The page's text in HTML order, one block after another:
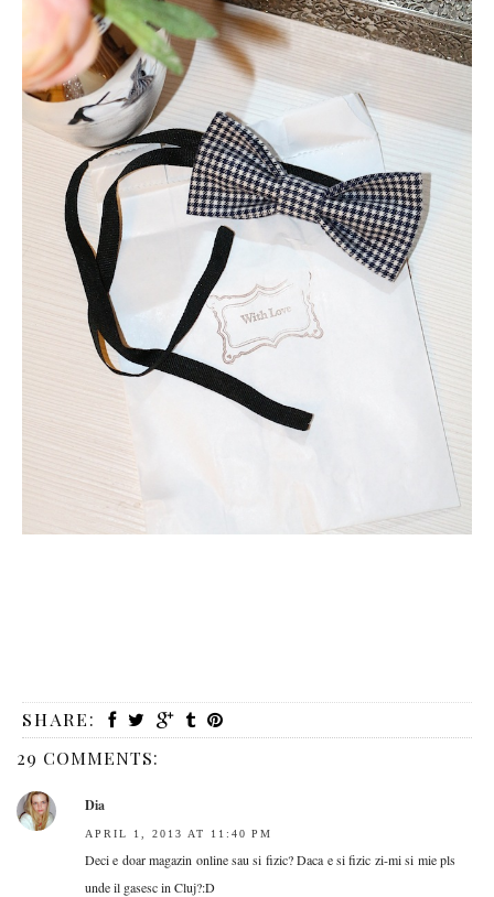
SHARE:
29 COMMENTS:
Dia
APRIL 1, 2013 AT 11:40 PM
Deci e doar magazin online sau si fizic? Daca e si fizic zi-mi si mie pls
unde il gasesc in Cluj?:D